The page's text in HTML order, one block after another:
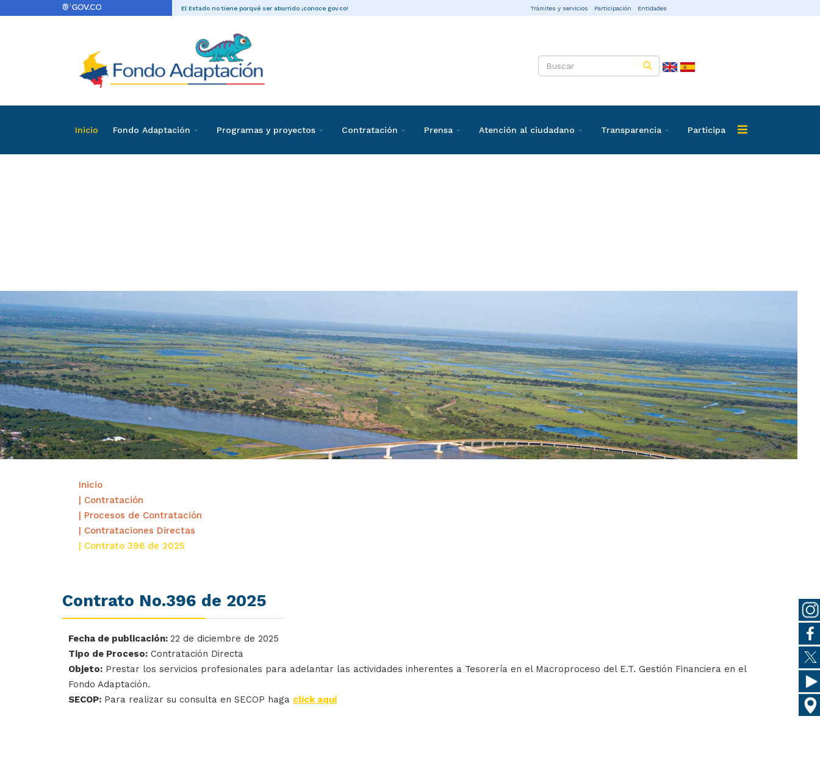
El Estado no tiene porqué ser aburrido ¡conoce gov.co! Trámites y servicios Participación Entidades
Inicio Fondo Adaptación Programas y proyectos Contratación Prensa Atención al ciudadano Transparencia Participa
Directas
Inicio
| Contratación
| Procesos de Contratación
| Contrataciones Directas
| Contrato 396 de 2025
Contrato No.396 de 2025
Fecha de publicación: 22 de diciembre de 2025
Tipo de Proceso: Contratación Directa
Objeto: Prestar los servicios profesionales para adelantar las actividades inherentes a Tesorería en el Macroproceso del E.T. Gestión Financiera en el
Fondo Adaptación.
SECOP: Para realizar su consulta en SECOP haga click aquí